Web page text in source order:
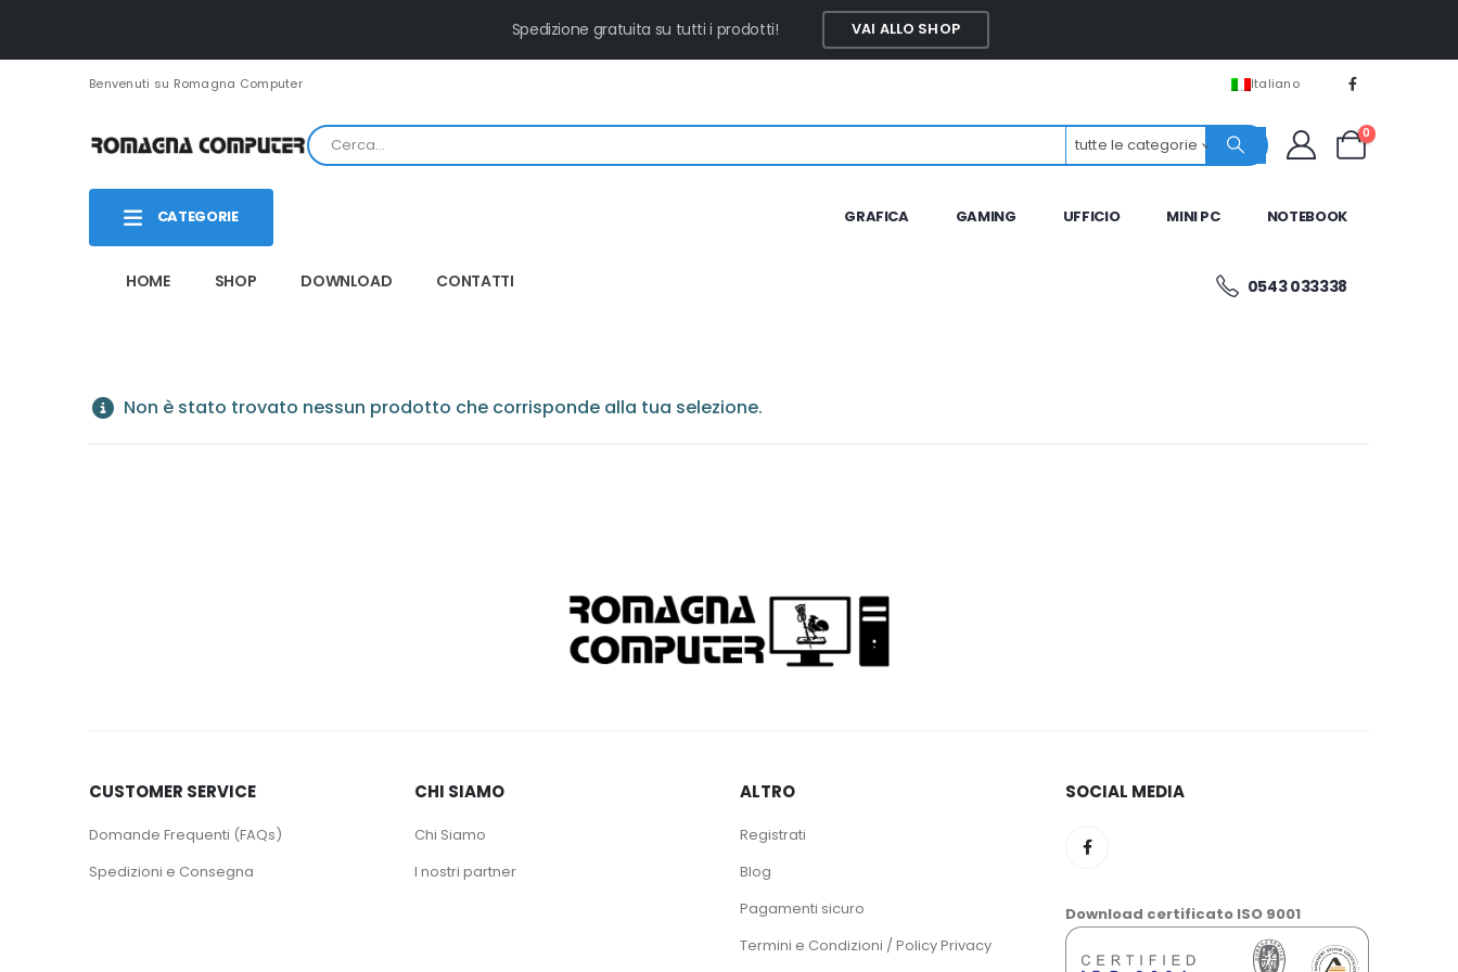
Spedizione gratuita su tutti i prodotti! VAI ALLO SHOP
Benvenuti su Romagna Computer Italiano
tutte le categorie
0
CATEGORIE
HOME SHOP DOWNLOAD CONTATTI
GRAFICA GAMING UFFICIO MINI PC NOTEBOOK
0543 033338
Non è stato trovato nessun prodotto che corrisponde alla tua selezione.
CUSTOMER SERVICE
Domande Frequenti (FAQs)
Spedizioni e Consegna
CHI SIAMO
Chi Siamo
I nostri partner
ALTRO
Registrati
Blog
Pagamenti sicuro
Termini e Condizioni / Policy Privacy
SOCIAL MEDIA
Download certificato ISO 9001